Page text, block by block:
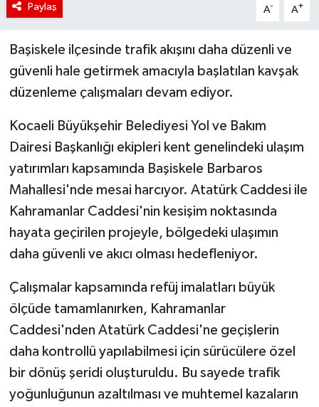
Paylaş A- A+
Başiskele ilçesinde trafik akışını daha düzenli ve
güvenli hale getirmek amacıyla başlatılan kavşak
düzenleme çalışmaları devam ediyor.
Kocaeli Büyükşehir Belediyesi Yol ve Bakım
Dairesi Başkanlığı ekipleri kent genelindeki ulaşım
yatırımları kapsamında Başiskele Barbaros
Mahallesi'nde mesai harcıyor. Atatürk Caddesi ile
Kahramanlar Caddesi'nin kesişim noktasında
hayata geçirilen projeyle, bölgedeki ulaşımın
daha güvenli ve akıcı olması hedefleniyor.
Çalışmalar kapsamında refüj imalatları büyük
ölçüde tamamlanırken, Kahramanlar
Caddesi'nden Atatürk Caddesi'ne geçişlerin
daha kontrollü yapılabilmesi için sürücülere özel
bir dönüş şeridi oluşturuldu. Bu sayede trafik
yoğunluğunun azaltılması ve muhtemel kazaların